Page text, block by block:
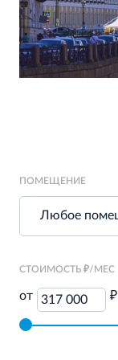
ПОМЕЩЕНИЕ
СТОИМОСТЬ ₽/МЕС
от 317 000 ₽